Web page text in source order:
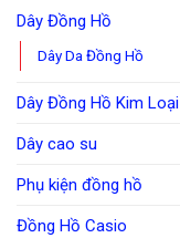
Dây Đồng Hồ
Dây Da Đồng Hồ
Dây Đồng Hồ Kim Loại
Dây cao su
Phụ kiện đồng hồ
Đồng Hồ Casio